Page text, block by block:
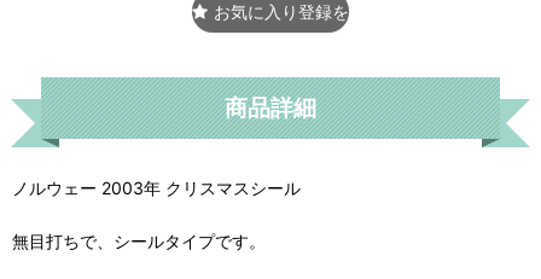
お気に入り登録をする
商品詳細
ノルウェー 2003年 クリスマスシール
無目打ちで、シールタイプです。